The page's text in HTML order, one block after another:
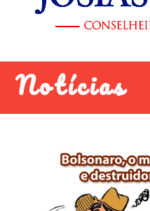
Notícias